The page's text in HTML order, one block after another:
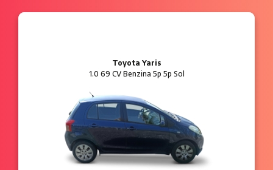
Ford Ka
1.2 8V 69 CV Benzina 3p Plus